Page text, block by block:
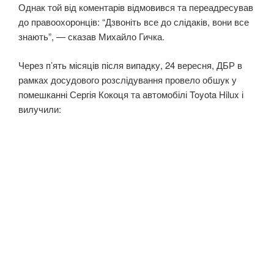
Однак той від коментарів відмовився та переадресував
до правоохоронців: “Дзвоніть все до слідаків, вони все
знають”, — сказав Михайло Гичка.
Через п’ять місяців після випадку, 24 вересня, ДБР в
рамках досудового розслідування провело обшук у
помешканні Сергія Кокоця та автомобілі Toyota Hilux і
вилучили: